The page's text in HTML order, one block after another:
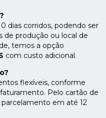
dias corridos, podendo ser
de produção ou local de
temos a opção
com custo adicional.
flexíveis, conforme
Pelo cartão de
em até 12